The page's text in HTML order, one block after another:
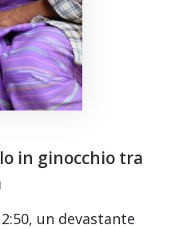
in ginocchio tra
un devastante